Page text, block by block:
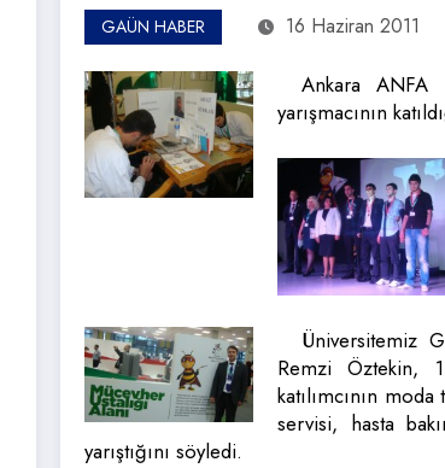
GAÜN HABER 16 Haziran 2011
Ankara
yarışmacının
Üniversitemiz
Remzi Öztekin,
katılımcının
servisi, hasta
yarıştığını söyledi.